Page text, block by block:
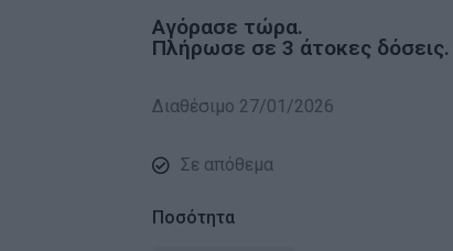
Αγόρασε τώρα.
Πλήρωσε σε 3 άτοκες δόσεις.
Διαθέσιμο 27/01/2026
Σε απόθεμα
Ποσότητα